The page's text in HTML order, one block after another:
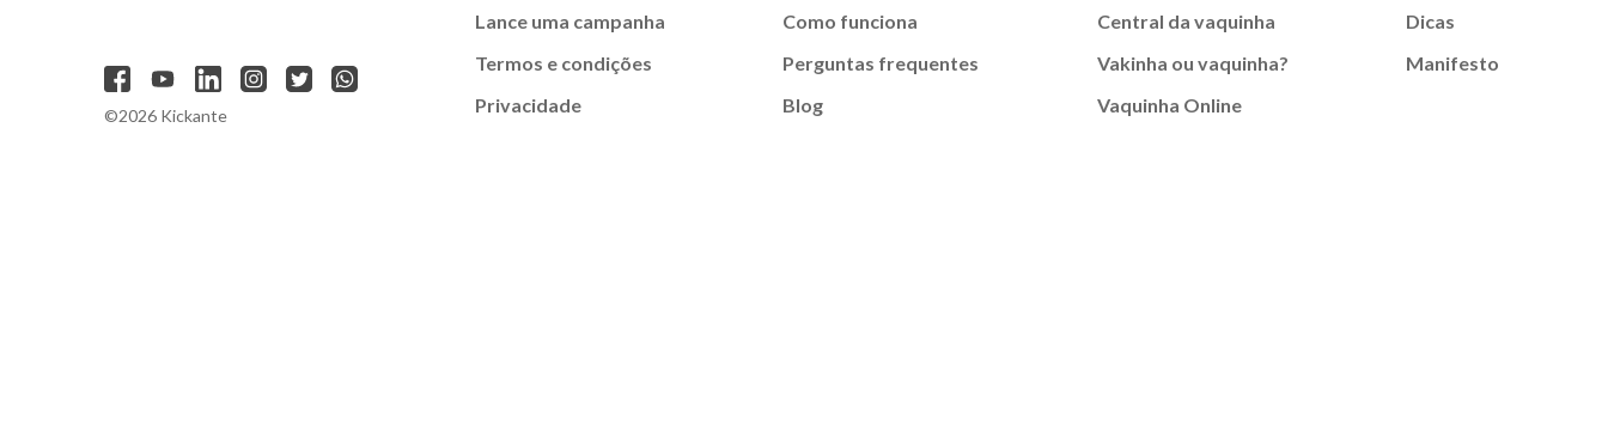
©2026 Kickante
Lance uma campanha
Termos e condições
Privacidade
Como funciona
Perguntas frequentes
Blog
Central da vaquinha
Vakinha ou vaquinha?
Vaquinha Online
Dicas
Manifesto